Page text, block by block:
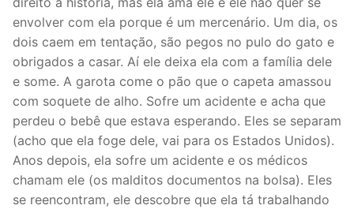
envolver com ela porque é um mercenário. Um dia, os
dois caem em tentação, são pegos no pulo do gato e
obrigados a casar. Aí ele deixa ela com a família dele
e some. A garota come o pão que o capeta amassou
com soquete de alho. Sofre um acidente e acha que
perdeu o bebê que estava esperando. Eles se separam
(acho que ela foge dele, vai para os Estados Unidos).
Anos depois, ela sofre um acidente e os médicos
chamam ele (os malditos documentos na bolsa). Eles
se reencontram, ele descobre que ela tá trabalhando